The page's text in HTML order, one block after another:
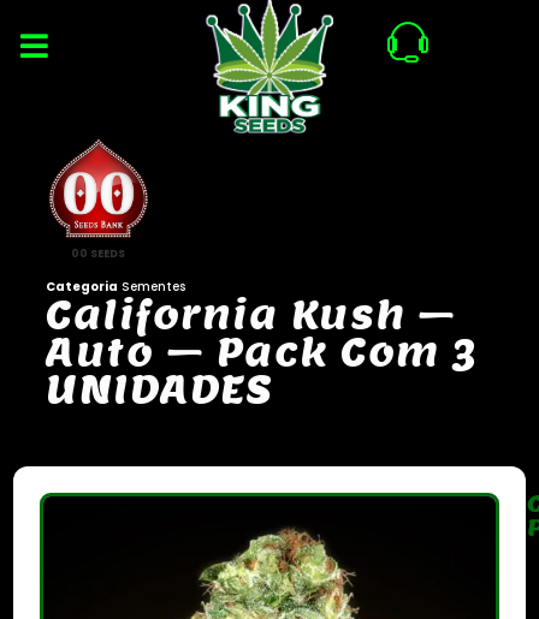
00 SEEDS
Categoria Sementes
California Kush –
Auto – Pack Com 3
UNIDADES